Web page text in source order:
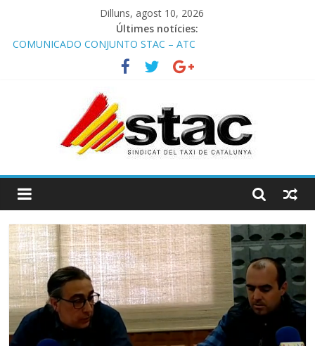
Dilluns, agost 10, 2026
Últimes notícies:
COMUNICADO CONJUNTO STAC – ATC
Comunicado STAC/ ATC de la reunión con los Mossos d
‘Esquadra del aeropuerto de Barcelona.
Programa de Radio TAXI LIBRE 29.07.2026 en COOLTURA FM.
STAC/ATC SOLICITAN TAULA TÈCNICA PARA MEJORAR LA
OPERATIVA DE ENTRADA EN EL PUERTO DE BARCELONA.
Programa de Radio TAXI LIBRE 22.07.2026 en COOLTURA FM.